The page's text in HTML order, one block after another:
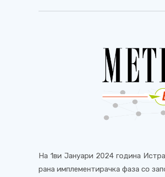
На 1ви Јануари 2024 година
рана имплементирачка фаза со